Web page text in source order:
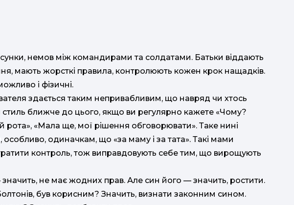
немов між командирами та солдатами. Батьки віддають
мають жорсткі правила, контролюють кожен крок нащадків.
і фізичні.
здається таким непривабливим, що навряд чи хтось
стиль ближче до цього, якщо ви регулярно кажете «Чому?
рота», «Мала ще, мої рішення обговорювати». Таке нині
одиначкам, що «за маму і за тата». Такі мами
контроль, тож виправдовують себе тим, що вирощують
не має жодних прав. Але син його — значить, ростити.
був корисним? Значить, визнати законним сином.